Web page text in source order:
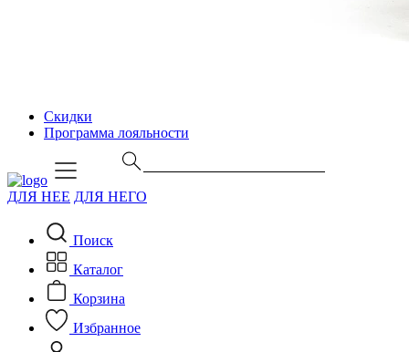
Скидки
Программа лояльности
ДЛЯ НЕЕ ДЛЯ НЕГО
Поиск
Каталог
Корзина
Избранное